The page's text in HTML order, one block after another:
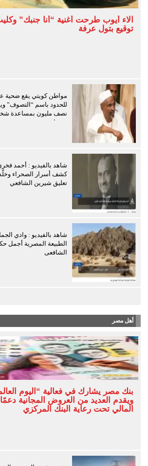
آلاء أيوب طرحت أغنية “أنا جنبك”
توقيع بتول عرفة
مواطن كويتي يقع ضحية
للحدود باسم “التصوف”
نصف مليون بمساعدة
سودانية
شاهد بالفيديو : أحمد
كشف أسرار الصحراء وخلّد
تعليق شيرين الشافعي
شاهد بالفيديو : وادي
الطبيعة المصرية أجمل
الشافعى
أهل مصر
بنك مصر يشارك في فعالية “اليوم
ويقدم العديد من العروض المجانية
المالي تحت رعاية البنك المركزي